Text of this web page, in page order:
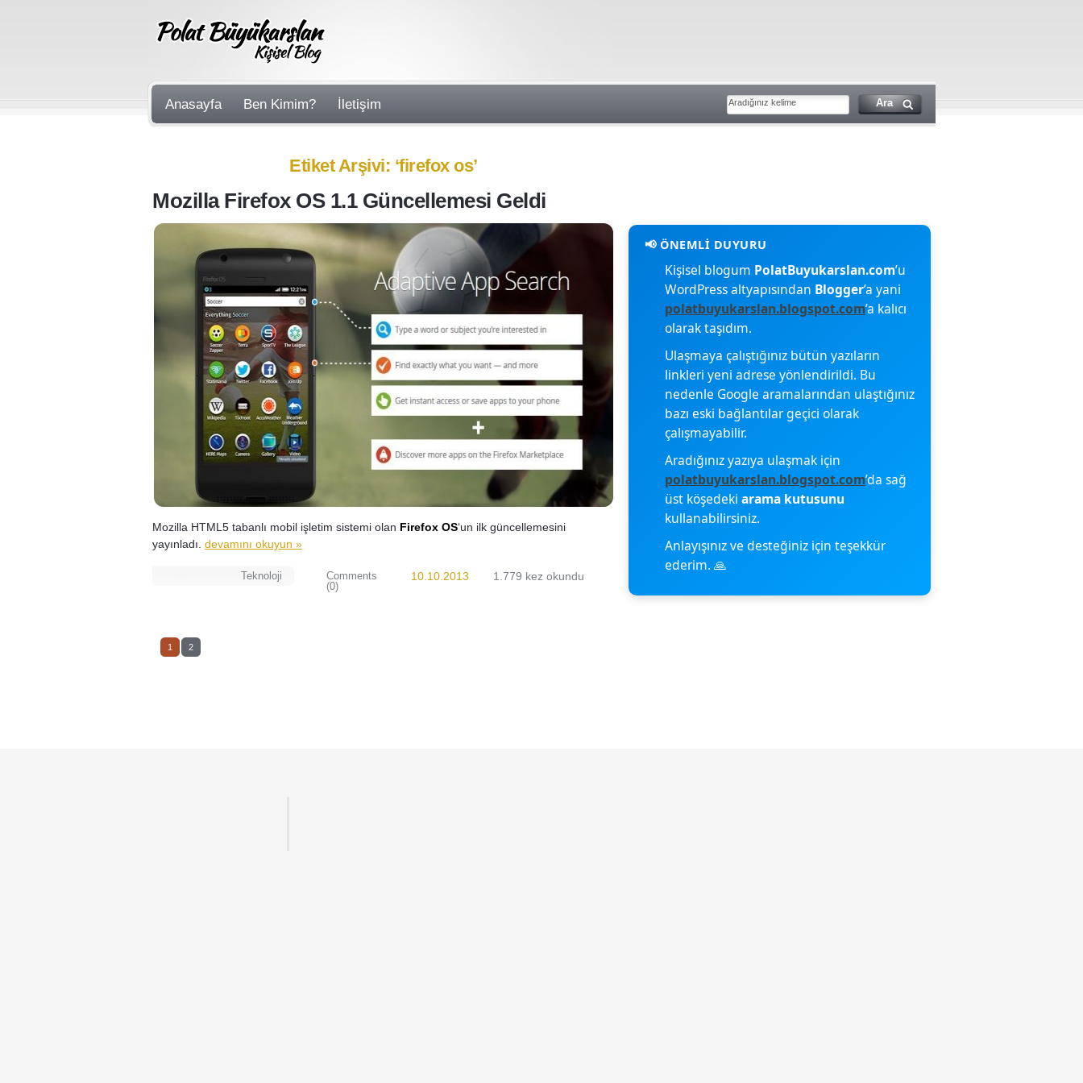
Anasayfa Ben Kimim? İletişim
Etiket Arşivi: ‘firefox os’
Mozilla Firefox OS 1.1 Güncellemesi Geldi
Mozilla HTML5 tabanlı mobil işletim sistemi olan Firefox OS‘un ilk güncellemesini
yayınladı. devamını okuyun »
Teknoloji
Comments
(0)
10.10.2013 1.779 kez okundu
1 2
Kişisel blogum PolatBuyukarslan.com’u
WordPress altyapısından Blogger’a yani
polatbuyukarslan.blogspot.com’a kalıcı
olarak taşıdım.
Ulaşmaya çalıştığınız bütün yazıların
linkleri yeni adrese yönlendirildi. Bu
nedenle Google aramalarından ulaştığınız
bazı eski bağlantılar geçici olarak
çalışmayabilir.
Aradığınız yazıya ulaşmak için
polatbuyukarslan.blogspot.com’da sağ
üst köşedeki arama kutusunu
kullanabilirsiniz.
Anlayışınız ve desteğiniz için teşekkür
ederim. 🙏